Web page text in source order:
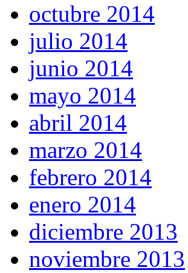
octubre 2014
julio 2014
junio 2014
mayo 2014
abril 2014
marzo 2014
febrero 2014
enero 2014
diciembre 2013
noviembre 2013